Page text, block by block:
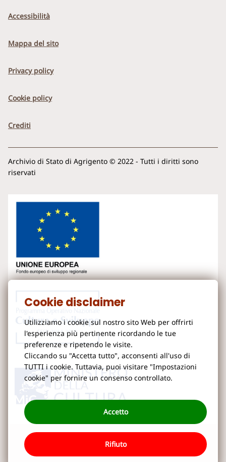
Cookie disclaimer
Utilizziamo i cookie sul nostro sito Web per offrirti
l'esperienza più pertinente ricordando le tue
preferenze e ripetendo le visite.
Cliccando su "Accetta tutto", acconsenti all'uso di
TUTTI i cookie. Tuttavia, puoi visitare "Impostazioni
cookie" per fornire un consenso controllato.
Accetto
Rifiuto
Accessibilità
Mappa del sito
Privacy policy
Cookie policy
Crediti
Archivio di Stato di Agrigento © 2022 - Tutti i diritti sono
riservati